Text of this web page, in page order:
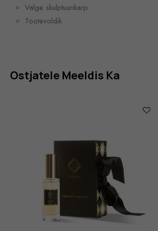
Valge skulptuurikarp
Tootevoldik
Ostjatele Meeldis Ka